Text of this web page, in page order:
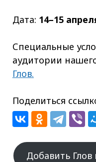
Дата: 14–15
Специальные
аудитории
Глов.
Поделиться
Добавить